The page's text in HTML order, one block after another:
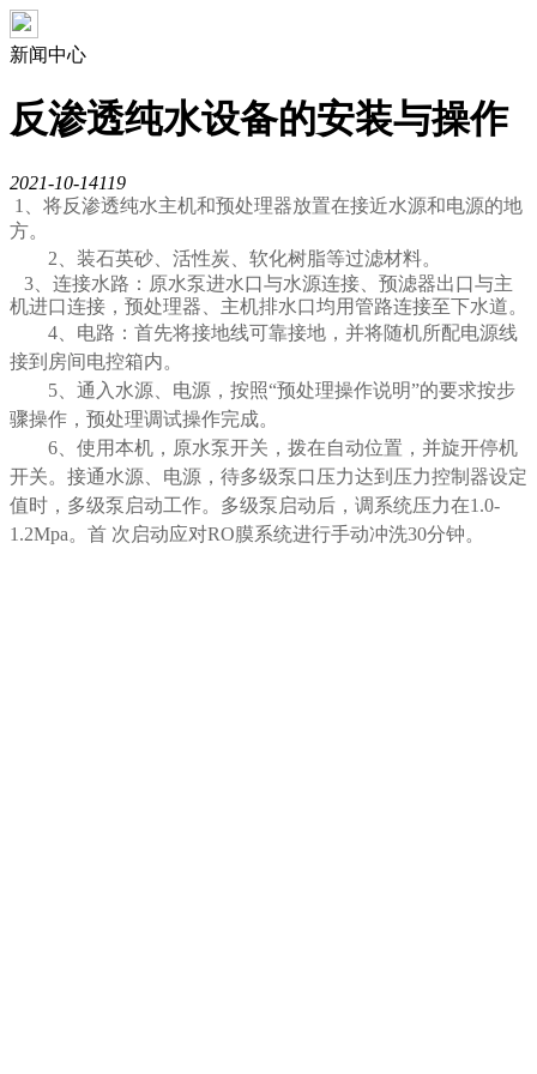
新闻中心
反渗透纯水设备的安装与操作
2021-10-14119
1、将反渗透纯水主机和预处理器放置在接近水源和电源的地
方。
2、装石英砂、活性炭、软化树脂等过滤材料。
3、连接水路：原水泵进水口与水源连接、预滤器出口与主
机进口连接，预处理器、主机排水口均用管路连接至下水道。
4、电路：首先将接地线可靠接地，并将随机所配电源线
接到房间电控箱内。
5、通入水源、电源，按照“预处理操作说明”的要求按步
骤操作，预处理调试操作完成。
6、使用本机，原水泵开关，拨在自动位置，并旋开停机
开关。接通水源、电源，待多级泵口压力达到压力控制器设定
值时，多级泵启动工作。多级泵启动后，调系统压力在1.0-
1.2Mpa。首 次启动应对RO膜系统进行手动冲洗30分钟。